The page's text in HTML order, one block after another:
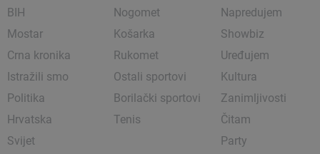
BIH
Mostar
Crna kronika
Istražili smo
Politika
Hrvatska
Svijet
Nogomet
Košarka
Rukomet
Ostali sportovi
Borilački sportovi
Tenis
Napredujem
Showbiz
Uređujem
Kultura
Zanimljivosti
Čitam
Party